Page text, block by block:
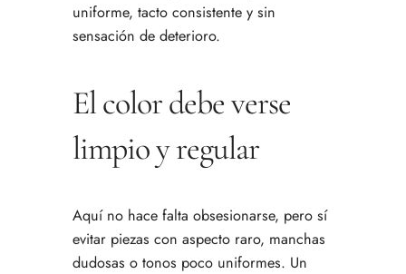
uniforme, tacto consistente y sin
sensación de deterioro.
El color debe verse
limpio y regular
Aquí no hace falta obsesionarse, pero sí
evitar piezas con aspecto raro, manchas
dudosas o tonos poco uniformes. Un